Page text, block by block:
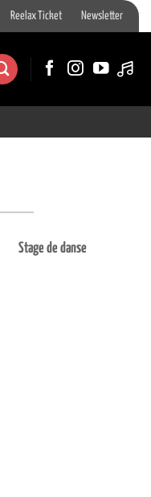
Reelax Ticket Newsletter
Stage de danse